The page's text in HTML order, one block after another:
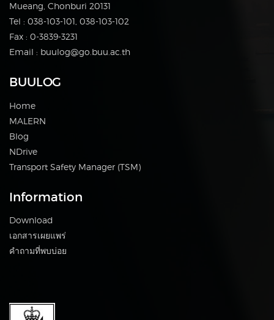
Mueang, Chonburi 20131
Tel : 038-103-101, 038-103-102
Fax : 0-3839-3231
Email : buulog@go.buu.ac.th
BUULOG
Home
MALERN
Blog
NDrive
Transport Safety Manager (TSM)
Information
Download
เอกสารเผยแพร่
คำถามที่พบบ่อย